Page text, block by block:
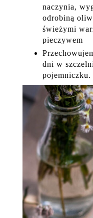
naczynia,
odrobiną
świeżymi
pieczywem
dni w
pojemniczku.